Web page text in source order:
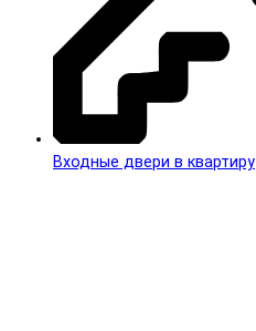
Входные двери в квартиру